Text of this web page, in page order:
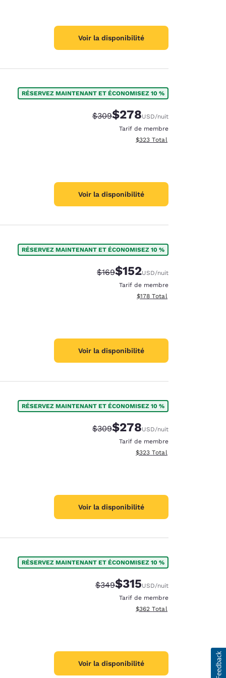
Voir la disponibilité
RÉSERVEZ MAINTENANT ET ÉCONOMISEZ 10 %
Tarif barré :
$309Tarif réduit :
$278USD/nuit
Tarif de membre
Afficher les détails totaux
$323 Total
Voir la disponibilité
RÉSERVEZ MAINTENANT ET ÉCONOMISEZ 10 %
Tarif barré :
$169Tarif réduit :
$152USD/nuit
Tarif de membre
Afficher les détails totaux
$178 Total
Voir la disponibilité
RÉSERVEZ MAINTENANT ET ÉCONOMISEZ 10 %
Tarif barré :
$309Tarif réduit :
$278USD/nuit
Tarif de membre
Afficher les détails totaux
$323 Total
Voir la disponibilité
RÉSERVEZ MAINTENANT ET ÉCONOMISEZ 10 %
Tarif barré :
$349Tarif réduit :
$315USD/nuit
Tarif de membre
Afficher les détails totaux
$362 Total
Voir la disponibilité